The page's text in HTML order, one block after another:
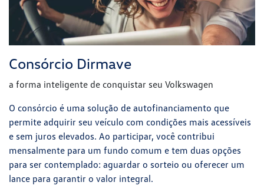
Consórcio Dirmave
a forma inteligente de conquistar seu Volkswagen
O consórcio é uma solução de autofinanciamento que
permite adquirir seu veículo com condições mais acessíveis
e sem juros elevados. Ao participar, você contribui
mensalmente para um fundo comum e tem duas opções
para ser contemplado: aguardar o sorteio ou oferecer um
lance para garantir o valor integral.